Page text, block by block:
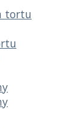
tortu